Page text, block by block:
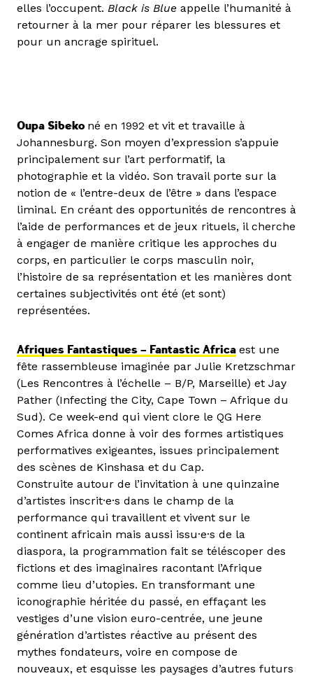
elles l’occupent. Black is Blue appelle l’humanité à
retourner à la mer pour réparer les blessures et
pour un ancrage spirituel.
Oupa Sibeko né en 1992 et vit et travaille à
Johannesburg. Son moyen d’expression s’appuie
principalement sur l’art performatif, la
photographie et la vidéo. Son travail porte sur la
notion de « l’entre-deux de l’être » dans l’espace
liminal. En créant des opportunités de rencontres à
l’aide de performances et de jeux rituels, il cherche
à engager de manière critique les approches du
corps, en particulier le corps masculin noir,
l’histoire de sa représentation et les manières dont
certaines subjectivités ont été (et sont)
représentées.
Afriques Fantastiques – Fantastic Africa est une
fête rassembleuse imaginée par Julie Kretzschmar
(Les Rencontres à l’échelle – B/P, Marseille) et Jay
Pather (Infecting the City, Cape Town – Afrique du
Sud). Ce week-end qui vient clore le QG Here
Comes Africa donne à voir des formes artistiques
performatives exigeantes, issues principalement
des scènes de Kinshasa et du Cap.
Construite autour de l’invitation à une quinzaine
d’artistes inscrit·e·s dans le champ de la
performance qui travaillent et vivent sur le
continent africain mais aussi issu·e·s de la
diaspora, la programmation fait se téléscoper des
fictions et des imaginaires racontant l’Afrique
comme lieu d’utopies. En transformant une
iconographie héritée du passé, en effaçant les
vestiges d’une vision euro-centrée, une jeune
génération d’artistes réactive au présent des
mythes fondateurs, voire en compose de
nouveaux, et esquisse les paysages d’autres futurs